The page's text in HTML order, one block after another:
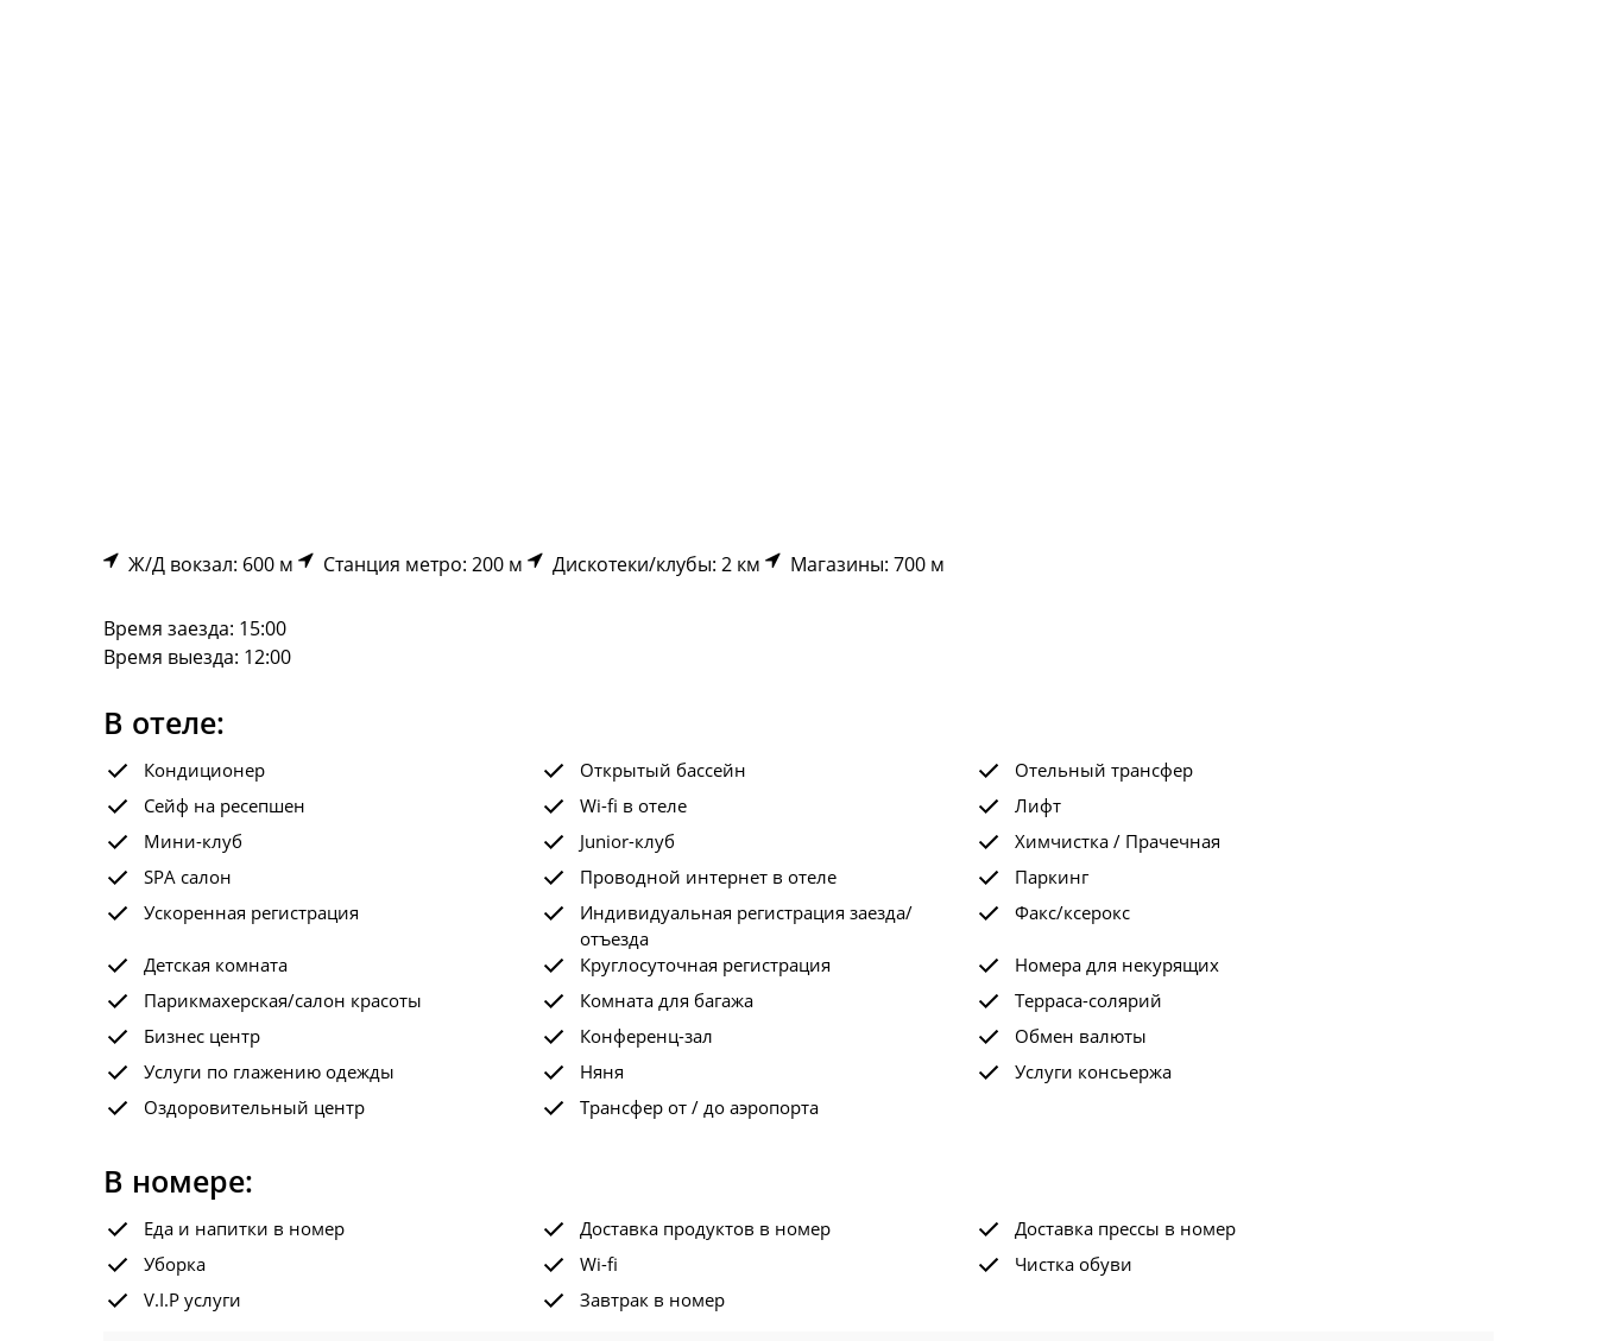
Ж/Д вокзал: 600 м Станция метро: 200 м Дискотеки/клубы: 2 км Магазины: 700 м
Время заезда: 15:00
Время выезда: 12:00
В отеле:
Кондиционер Открытый бассейн
Отельный трансфер
Сейф на ресепшен
Wi-fi в отеле
Лифт
Мини-клуб
Junior-клуб
Химчистка / Прачечная
SPA салон
Проводной интернет в отеле
Паркинг
Ускоренная регистрация
Индивидуальная регистрация заезда/
отъезда
Факс/ксерокс
Детская комната Круглосуточная регистрация
Номера для некурящих
Парикмахерская/салон красоты
Комната для багажа
Терраса-солярий
Бизнес центр
Конференц-зал
Обмен валюты
Услуги по глажению одежды
Няня
Услуги консьержа
Оздоровительный центр
Трансфер от / до аэропорта
В номере:
Еда и напитки в номер Доставка продуктов в номер
Доставка прессы в номер
Уборка
Wi-fi
Чистка обуви
V.I.P услуги
Завтрак в номер